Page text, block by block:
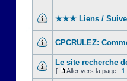
★★★ Liens /
CPCRULEZ:
Le site recherche
[ Aller vers la page : 1